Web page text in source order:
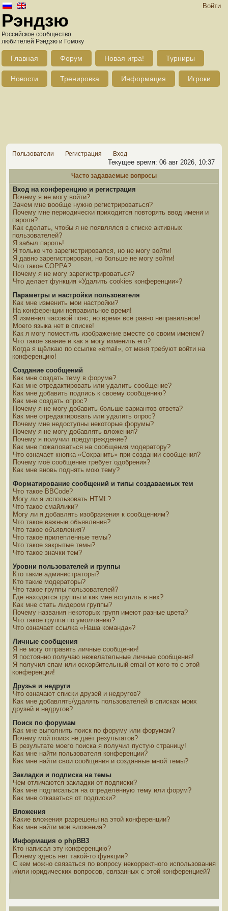
Войти
Рэндзю
Российское сообщество
любителей Рэндзю и Гомоку
Главная Форум Новая игра! Турниры
Новости Тренировка Информация Игроки
Пользователи Регистрация Вход
Текущее время: 06 авг 2026, 10:37
Часто задаваемые вопросы
Вход на конференцию и регистрация
Почему я не могу войти?
Зачем мне вообще нужно регистрироваться?
Почему мне периодически приходится повторять ввод имени и
пароля?
Как сделать, чтобы я не появлялся в списке активных
пользователей?
Я забыл пароль!
Я только что зарегистрировался, но не могу войти!
Я давно зарегистрирован, но больше не могу войти!
Что такое COPPA?
Почему я не могу зарегистрироваться?
Что делает функция «Удалить cookies конференции»?
Параметры и настройки пользователя
Как мне изменить мои настройки?
На конференции неправильное время!
Я изменил часовой пояс, но время всё равно неправильное!
Моего языка нет в списке!
Как я могу поместить изображение вместе со своим именем?
Что такое звание и как я могу изменить его?
Когда я щёлкаю по ссылке «email», от меня требуют войти на
конференцию!
Создание сообщений
Как мне создать тему в форуме?
Как мне отредактировать или удалить сообщение?
Как мне добавить подпись к своему сообщению?
Как мне создать опрос?
Почему я не могу добавить больше вариантов ответа?
Как мне отредактировать или удалить опрос?
Почему мне недоступны некоторые форумы?
Почему я не могу добавлять вложения?
Почему я получил предупреждение?
Как мне пожаловаться на сообщения модератору?
Что означает кнопка «Сохранить» при создании сообщения?
Почему моё сообщение требует одобрения?
Как мне вновь поднять мою тему?
Форматирование сообщений и типы создаваемых тем
Что такое BBCode?
Могу ли я использовать HTML?
Что такое смайлики?
Могу ли я добавлять изображения к сообщениям?
Что такое важные объявления?
Что такое объявления?
Что такое прилепленные темы?
Что такое закрытые темы?
Что такое значки тем?
Уровни пользователей и группы
Кто такие администраторы?
Кто такие модераторы?
Что такое группы пользователей?
Где находятся группы и как мне вступить в них?
Как мне стать лидером группы?
Почему названия некоторых групп имеют разные цвета?
Что такое группа по умолчанию?
Что означает ссылка «Наша команда»?
Личные сообщения
Я не могу отправить личные сообщения!
Я постоянно получаю нежелательные личные сообщения!
Я получил спам или оскорбительный email от кого-то с этой
конференции!
Друзья и недруги
Что означают списки друзей и недругов?
Как мне добавлять/удалять пользователей в списках моих
друзей и недругов?
Поиск по форумам
Как мне выполнить поиск по форуму или форумам?
Почему мой поиск не даёт результатов?
В результате моего поиска я получил пустую страницу!
Как мне найти пользователя конференции?
Как мне найти свои сообщения и созданные мной темы?
Закладки и подписка на темы
Чем отличаются закладки от подписки?
Как мне подписаться на определённую тему или форум?
Как мне отказаться от подписки?
Вложения
Какие вложения разрешены на этой конференции?
Как мне найти мои вложения?
Информация о phpBB3
Кто написал эту конференцию?
Почему здесь нет такой-то функции?
С кем можно связаться по вопросу некорректного использования
и/или юридических вопросов, связанных с этой конференцией?